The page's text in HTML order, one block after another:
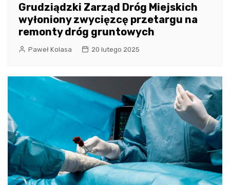
Grudziądzki Zarząd Dróg Miejskich
wyłoniony zwycięzcę przetargu na
remonty dróg gruntowych
Paweł Kolasa 20 lutego 2025